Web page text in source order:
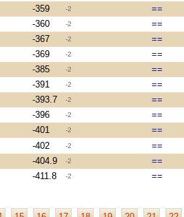
-359 -2
==
-360 -2
==
-367 -2
==
-369 -2
==
-385 -2
==
-391 -2
==
-393.7 -2
==
-396 -2
==
-401 -2
==
-402 -2
==
-404.9 -2
==
-411.8 -2 ==